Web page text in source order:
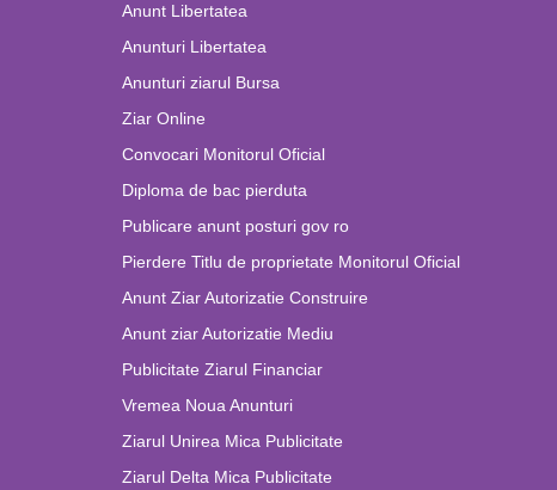
Anunt Libertatea
Anunturi Libertatea
Anunturi ziarul Bursa
Ziar Online
Convocari Monitorul Oficial
Diploma de bac pierduta
Publicare anunt posturi gov ro
Pierdere Titlu de proprietate Monitorul Oficial
Anunt Ziar Autorizatie Construire
Anunt ziar Autorizatie Mediu
Publicitate Ziarul Financiar
Vremea Noua Anunturi
Ziarul Unirea Mica Publicitate
Ziarul Delta Mica Publicitate